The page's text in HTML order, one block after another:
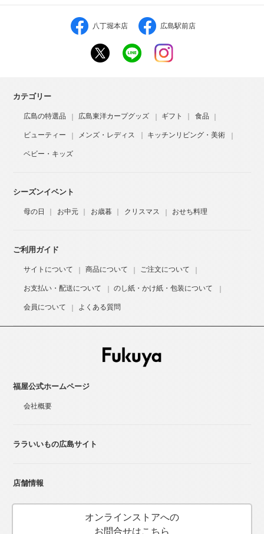
八丁堀本店 広島駅前店
カテゴリー
広島の特選品 広島東洋カープグッズ ギフト 食品
ビューティー メンズ・レディス キッチンリビング・美術
ベビー・キッズ
シーズンイベント
母の日 お中元 お歳暮 クリスマス おせち料理
ご利用ガイド
サイトについて 商品について ご注文について
お支払い・配送について のし紙・かけ紙・包装について
会員について よくある質問
福屋公式ホームページ
会社概要
ララいいもの広島サイト
店舗情報
オンラインストアへの
お問合せはこちら